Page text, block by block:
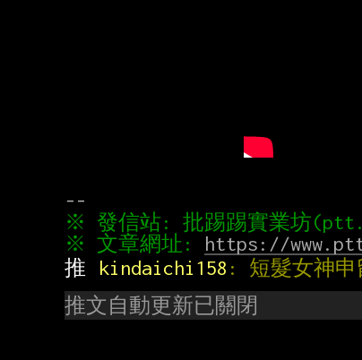
※ 文章網址: https://
推
kindaichi158 : 短髮女神申
推文自動更新已關閉